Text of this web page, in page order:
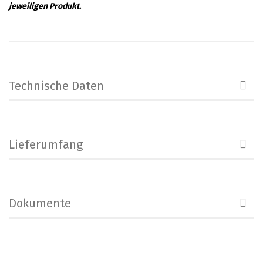
jeweiligen Produkt.
Technische Daten
Lieferumfang
Dokumente